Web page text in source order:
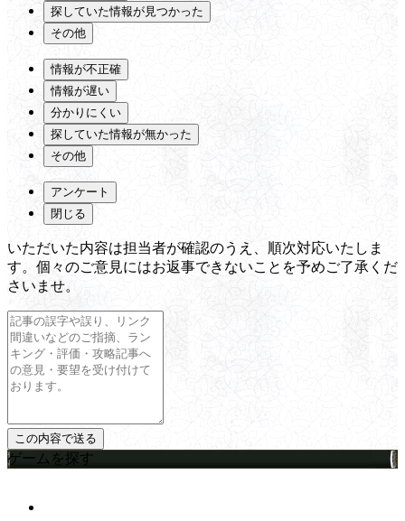
探していた情報が見つかった
その他
情報が不正確
情報が遅い
分かりにくい
探していた情報が無かった
その他
アンケート
閉じる
いただいた内容は担当者が確認のうえ、順次対応いたしま
す。個々のご意見にはお返事できないことを予めご了承くだ
さいませ。
ゲームを探す